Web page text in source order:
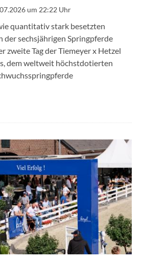
um 22:22 Uhr
quantitativ stark besetzten
sechsjährigen Springpferde
zweite Tag der Tiemeyer x Hetzel
dem weltweit höchstdotierten